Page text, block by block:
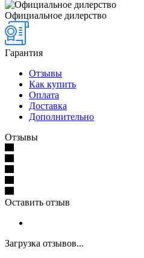
Официальное дилерство
Гарантия
Отзывы
Как купить
Оплата
Доставка
Дополнительно
Отзывы
Оставить отзыв
Загрузка отзывов...